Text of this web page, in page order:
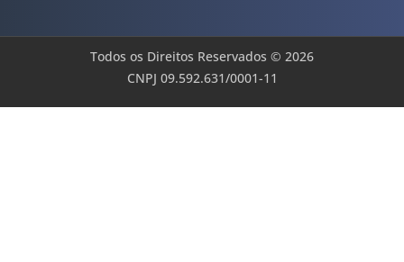
Todos os Direitos Reservados © 2026
CNPJ 09.592.631/0001-11